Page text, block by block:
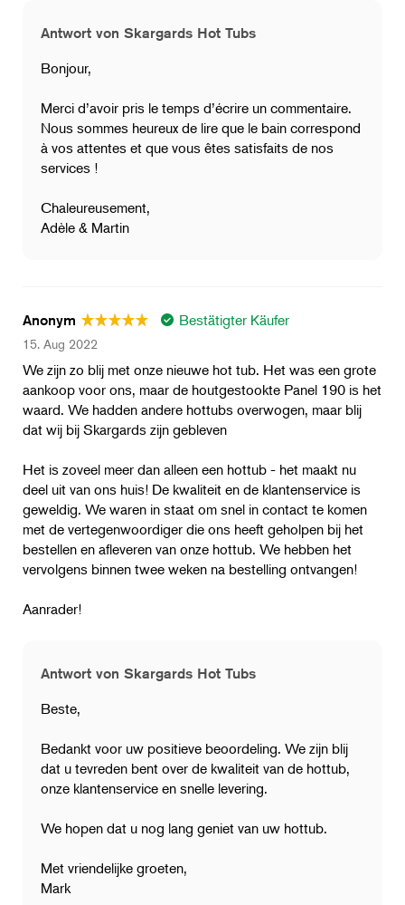
Antwort von Skargards Hot Tubs
Bonjour,
Merci d’avoir pris le temps d’écrire un commentaire.
Nous sommes heureux de lire que le bain correspond
à vos attentes et que vous êtes satisfaits de nos
services !
Chaleureusement,
Adèle & Martin
Anonym Bestätigter Käufer
15. Aug 2022
We zijn zo blij met onze nieuwe hot tub. Het was een grote
aankoop voor ons, maar de houtgestookte Panel 190 is het
waard. We hadden andere hottubs overwogen, maar blij
dat wij bij Skargards zijn gebleven
Het is zoveel meer dan alleen een hottub - het maakt nu
deel uit van ons huis! De kwaliteit en de klantenservice is
geweldig. We waren in staat om snel in contact te komen
met de vertegenwoordiger die ons heeft geholpen bij het
bestellen en afleveren van onze hottub. We hebben het
vervolgens binnen twee weken na bestelling ontvangen!
Aanrader!
Antwort von Skargards Hot Tubs
Beste,
Bedankt voor uw positieve beoordeling. We zijn blij
dat u tevreden bent over de kwaliteit van de hottub,
onze klantenservice en snelle levering.
We hopen dat u nog lang geniet van uw hottub.
Met vriendelijke groeten,
Mark